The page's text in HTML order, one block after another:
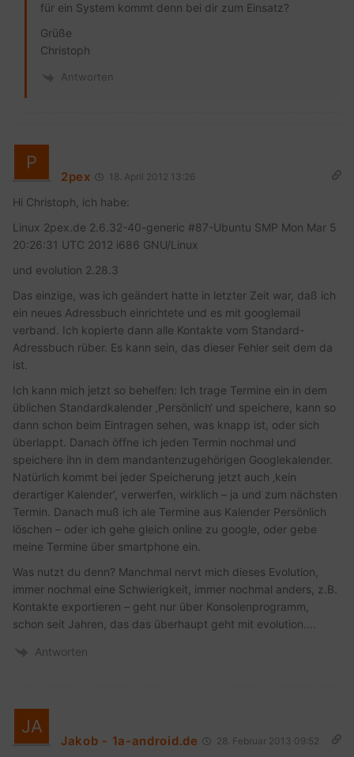
für ein System kommt denn bei dir zum Einsatz?
Grüße
Christoph
Antworten
2pex 18. April 2012 13:26
Hi Christoph, ich habe:
Linux 2pex.de 2.6.32-40-generic #87-Ubuntu SMP Mon Mar 5
20:26:31 UTC 2012 i686 GNU/Linux
und evolution 2.28.3
Das einzige, was ich geändert hatte in letzter Zeit war, daß ich
ein neues Adressbuch einrichtete und es mit googlemail
verband. Ich kopierte dann alle Kontakte vom Standard-
Adressbuch rüber. Es kann sein, das dieser Fehler seit dem da
ist.
Ich kann mich jetzt so behelfen: Ich trage Termine ein in dem
üblichen Standardkalender ‚Persönlich‘ und speichere, kann so
dann schon beim Eintragen sehen, was knapp ist, oder sich
überlappt. Danach öffne ich jeden Termin nochmal und
speichere ihn in dem mandantenzugehörigen Googlekalender.
Natürlich kommt bei jeder Speicherung jetzt auch ‚kein
derartiger Kalender‘, verwerfen, wirklich – ja und zum nächsten
Termin. Danach muß ich ale Termine aus Kalender Persönlich
löschen – oder ich gehe gleich online zu google, oder gebe
meine Termine über smartphone ein.
Was nutzt du denn? Manchmal nervt mich dieses Evolution,
immer nochmal eine Schwierigkeit, immer nochmal anders, z.B.
Kontakte exportieren – geht nur über Konsolenprogramm,
schon seit Jahren, das das überhaupt geht mit evolution….
Antworten
Jakob - 1a-android.de 28. Februar 2013 09:52